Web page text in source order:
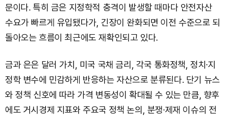
문이다. 특히 금은 지정학적 충격이 발생할 때마다 안전자산
수요가 빠르게 유입됐다가, 긴장이 완화되면 이전 수준으로 되
돌아오는 흐름이 최근에도 재확인되고 있다.
금과 은은 달러 가치, 미국 국채 금리, 각국 통화정책, 정치·지
정학 변수에 민감하게 반응하는 자산으로 분류된다. 단기 뉴스
와 정책 신호에 따라 가격 변동성이 확대될 수 있는 만큼, 향후
에도 거시경제 지표와 주요국 정책 논의, 분쟁·제재 이슈의 전